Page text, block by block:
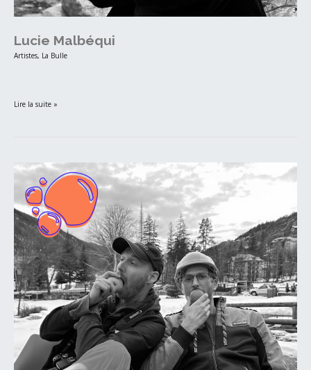
Lucie Malbéqui
Artistes, La Bulle
Lire la suite »
Les
arboricoles